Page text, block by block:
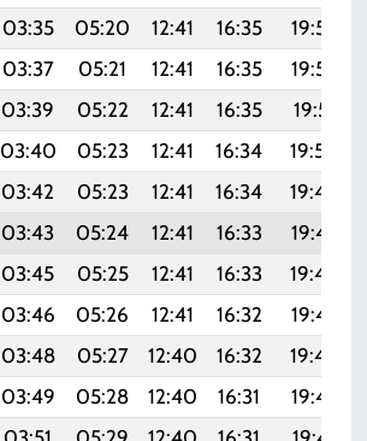
03:35 05:20 12:41 16:35 19:53
03:37 05:21 12:41 16:35 19:52
03:39 05:22 12:41 16:35 19:51
03:40 05:23 12:41 16:34 19:50
03:42 05:23 12:41 16:34 19:49
03:43 05:24 12:41 16:33 19:47
03:45 05:25 12:41 16:33 19:46
03:46 05:26 12:41 16:32 19:45
03:48 05:27 12:40 16:32 19:44
03:49 05:28 12:40 16:31 19:42